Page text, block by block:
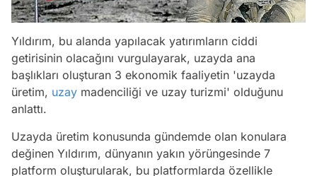
Yıldırım, bu alanda yapılacak yatırımların ciddi
getirisinin olacağını vurgulayarak, uzayda ana
başlıkları oluşturan 3 ekonomik faaliyetin 'uzayda
üretim, uzay madenciliği ve uzay turizmi' olduğunu
anlattı.
Uzayda üretim konusunda gündemde olan konulara
değinen Yıldırım, dünyanın yakın yörüngesinde 7
platform oluşturularak, bu platformlarda özellikle